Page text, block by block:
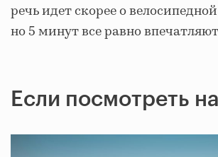
речь идет скорее о
но 5 минут все равно
Если посмотреть